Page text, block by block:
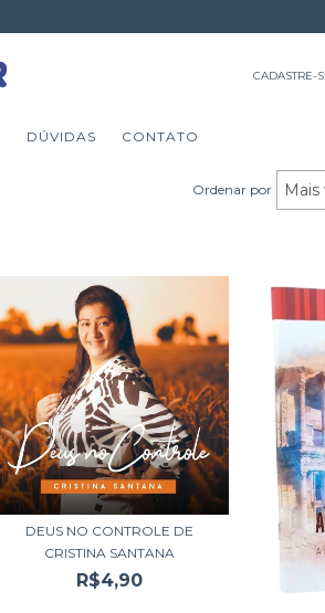
CADASTRE-
DÚVIDAS CONTATO
Ordenar por
DEUS NO CONTROLE DE
CRISTINA SANTANA
R$4,90